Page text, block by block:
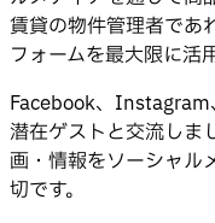
賃貸の物件管理者であ
フォームを最大限に活
Facebook、Instagram
潜在ゲストと交流しま
画・情報をソーシャル
切です。